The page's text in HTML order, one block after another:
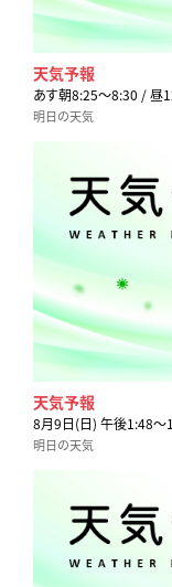
天気予報
あす朝8:25〜8:30 / 昼
明日の天気
天気予報
8月9日(日) 午後1:48〜
明日の天気